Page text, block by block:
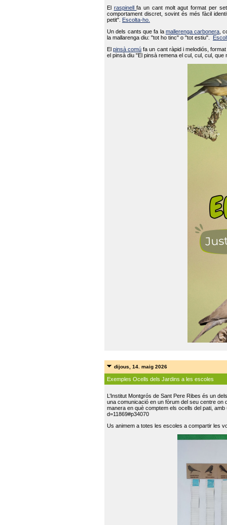
El raspinellfa un cant molt agut format per
comportament discret, sovint és més fàcil
petit".
Escolta-ho.
Un dels cants que fa la mallerenga carbonera ,
la mallarenga diu: "tot ho tinc" o "tot estiu".
Elpinsà comú fa un cant ràpid i melodiós,
el pinsà diu "El pinsà remena el cul, cul, cul,
dijous, 14. maig 2026
Exemples Ocells dels Jardins a les escoles
L’Institut Montgrós de Sant Pere Ribes és un
una comunicació en un fòrum del seu centre on
manera en què comptem els ocells del pati,
d=11869#p34070
Us animem a totes les escoles a compartir les